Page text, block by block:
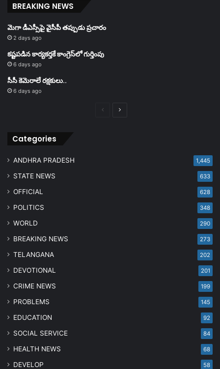
BREAKING NEWS
మెగా డీఎస్సీపై వైసీపీ తప్పుడు ప్రచారం
2 days ago
కష్టపడిన కార్యకర్తకే కాంగ్రెస్‌లో గుర్తింపు
6 days ago
సీసీ కెమెరాలే రక్షకులు..
6 days ago
PreviousNext
Categories
ANDHRA PRADESH 1,445
STATE NEWS 633
OFFICIAL 628
POLITICS 348
WORLD 290
BREAKING NEWS 273
TELANGANA 202
DEVOTIONAL 201
CRIME NEWS 199
PROBLEMS 145
EDUCATION 92
SOCIAL SERVICE 84
HEALTH NEWS 68
DEVELOP 58